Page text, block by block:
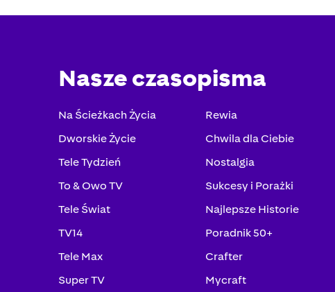
Nasze czasopisma
Na Ścieżkach Życia
Dworskie Życie
Tele Tydzień
To & Owo TV
Tele Świat
TV14
Tele Max
Super TV
Rewia
Chwila dla Ciebie
Nostalgia
Sukcesy i Porażki
Najlepsze Historie
Poradnik 50+
Crafter
Mycraft